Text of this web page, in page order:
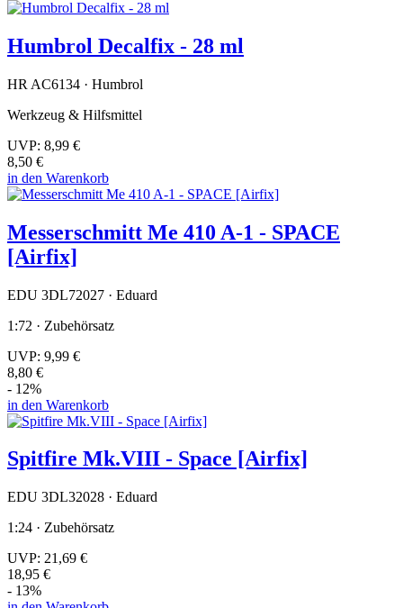
Humbrol Decalfix - 28 ml
HR AC6134 · Humbrol
Werkzeug & Hilfsmittel
UVP: 8,99 €
8,50 €
in den Warenkorb
Messerschmitt Me 410 A-1 - SPACE
[Airfix]
EDU 3DL72027 · Eduard
1:72 · Zubehörsatz
UVP: 9,99 €
8,80 €
- 12%
in den Warenkorb
Spitfire Mk.VIII - Space [Airfix]
EDU 3DL32028 · Eduard
1:24 · Zubehörsatz
UVP: 21,69 €
18,95 €
- 13%